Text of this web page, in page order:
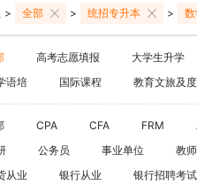
大学英语
保研 HOT
热门职业
计师） HOT
> 全部 > 统招专升本 >
高考志愿填报 大学生升学
语培
国际课程 教育文旅及
CPA CFA FRM
公务员 事业单位 教
从业
银行从业 银行招聘考试